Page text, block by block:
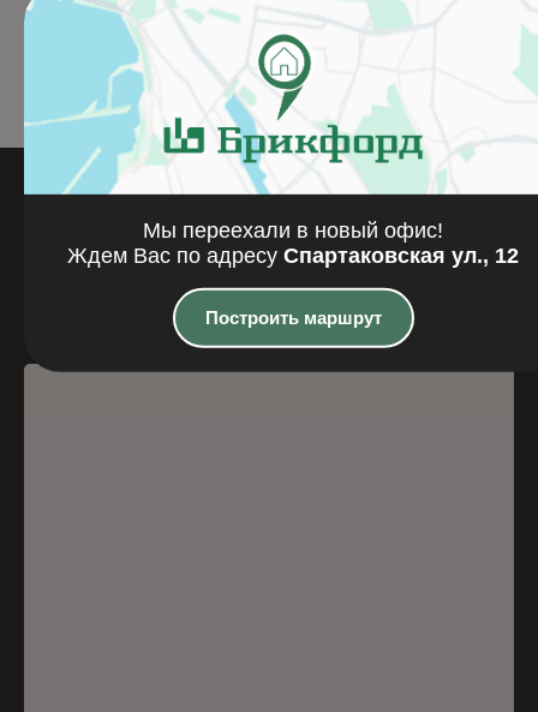
Подробнее Подробнее
Где мы
находимся
Казань, Спартаковская улица, 12
Мы переехали в новый офис!
Ждем Вас по адресу Спартаковская ул., 12
Построить маршрут